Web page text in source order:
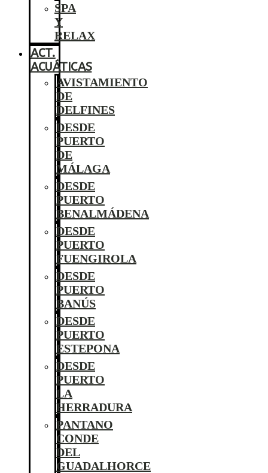
SPA
Y
RELAX
ACT.
ACUÁTICAS
AVISTAMIENTO
DE
DELFINES
DESDE
PUERTO
DE
MÁLAGA
DESDE
PUERTO
BENALMÁDENA
DESDE
PUERTO
FUENGIROLA
DESDE
PUERTO
BANÚS
DESDE
PUERTO
ESTEPONA
DESDE
PUERTO
LA
HERRADURA
PANTANO
CONDE
DEL
GUADALHORCE